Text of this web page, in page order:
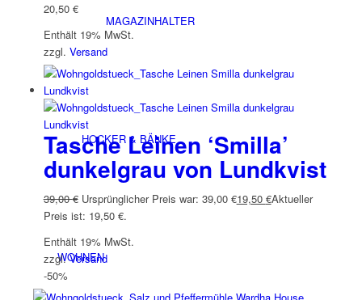
MAGAZINHALTER
HOCKER & BÄNKE
WOHNEN
20,50 €
Enthält 19% MwSt.
zzgl. Versand
Tasche Leinen ‘Smilla’
dunkelgrau von Lundkvist
39,00€ Ursprünglicher Preis war: 39,00 €19,50 €Aktueller
Preis ist: 19,50 €.
Enthält 19% MwSt.
zzgl.Versand
-50%